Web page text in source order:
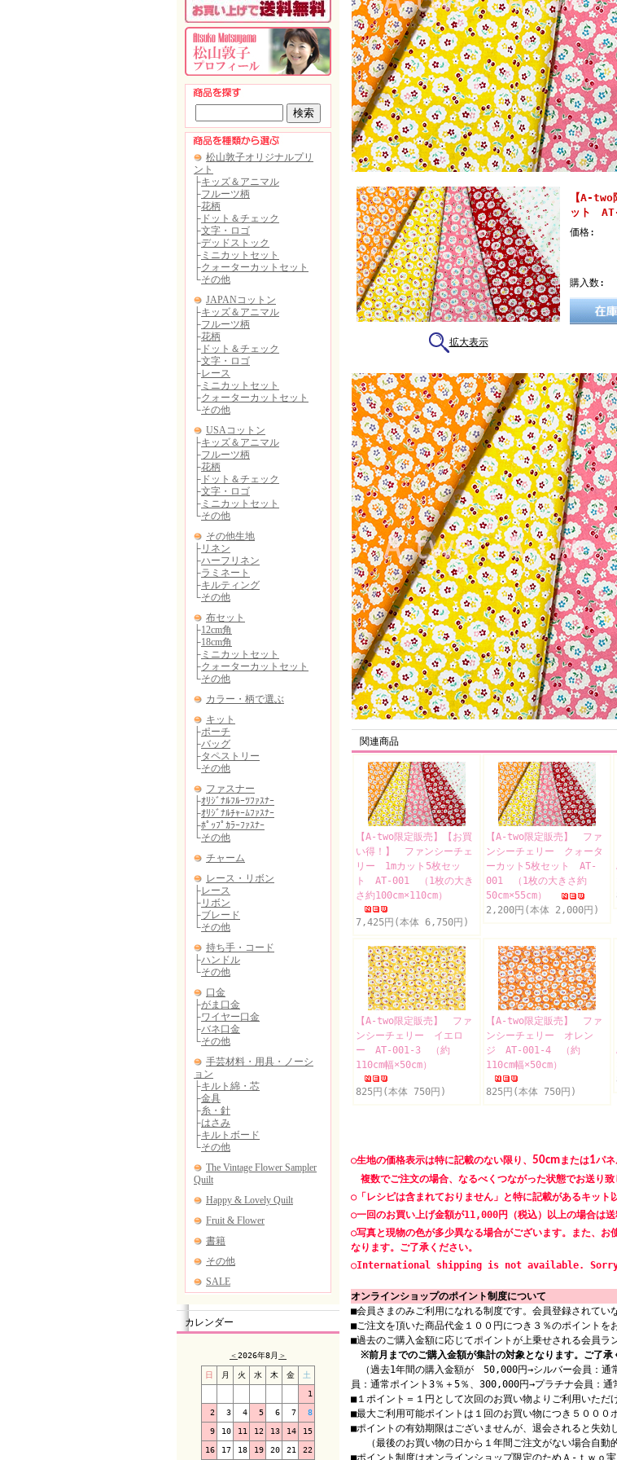
カレンダー
＜2026年8月 ＞
日 月 火 水 木 金 土
1
2 3 4 5 6 7 8
9 10 11 12 13 14 15
16 17 18 19 20 21 22
拡大表示
【A-
ット
価格:
購入数:
関連商品
【A-two限定販売】【お買
い得！】 ファンシーチェ
リー 1mカット5枚セッ
ト AT-001 （1枚の大き
さ約100cm×110cm）
7,425円(本体 6,750円)
【A-two限定販売】 ファ
ンシーチェリー クォータ
ーカット5枚セット AT-
001 （1枚の大きさ約
50cm×55cm）
2,200円(本体 2,000円)
【A-two限定販売】 ファ
ンシーチェリー イエロ
ー AT-001-3 （約
110cm幅×50cm）
825円(本体 750円)
【A-two限定販売】 ファ
ンシーチェリー オレン
ジ AT-001-4 （約
110cm幅×50cm）
825円(本体 750円)
○生地の価格表示は特に記載のない限り、 50cmまたは1パネ
複数でご注文の場合、なるべくつながった状態でお送り致
○「レシピは含まれておりません」と特に記載があるキット
○一回のお買い上げ金額が11,000円（税込）以上の場合は送
○写真と現物の色が多少異なる場合がございます。また、
なります。ご了承ください。
○International shipping is not available.
オンラインショップのポイント制度について
■会員さまのみご利用になれる制度です。会員登録されてい
■ご注文を頂いた商品代金１００円につき３％のポイントを
■過去のご購入金額に応じてポイントが上乗せされる会員ラ
※前月までのご購入金額が集計の対象となります。ご了承
（過去1年間の購入金額が 50,000円→シルバー会員：通
員：通常ポイント3％＋5％、300,000円→プラチナ会員：通
■１ポイント＝１円として次回のお買い物よりご利用いただ
■最大ご利用可能ポイントは１回のお買い物につき５０００
■ポイントの有効期限はございませんが、退会されると失効
（最後のお買い物の日から１年間ご注文がない場合自動
■ポイント制度はオンラインショップ限定のためＡ-ｔｗｏ